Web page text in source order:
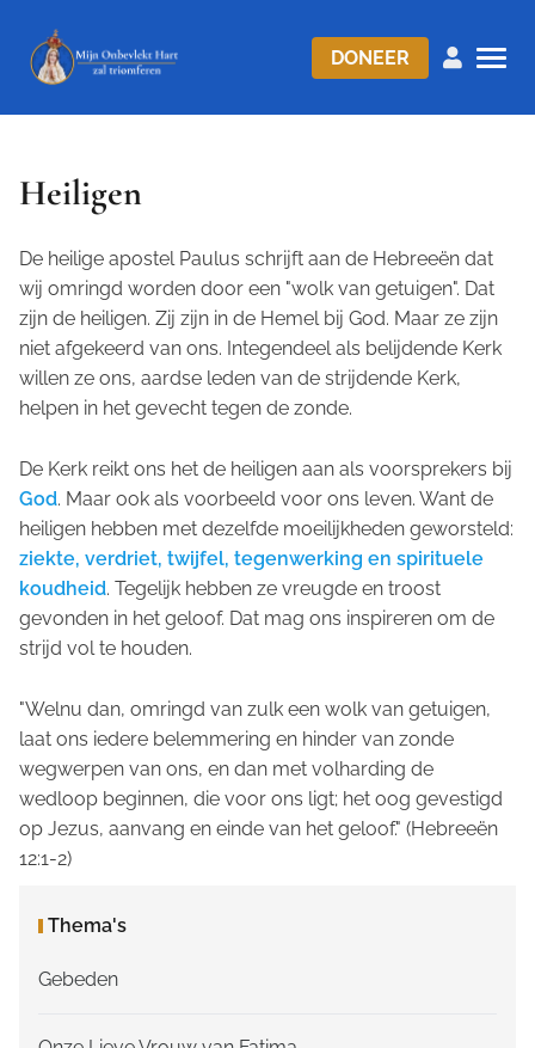
DONEER
Heiligen
De heilige apostel Paulus schrijft aan de Hebreeën dat
wij omringd worden door een "wolk van getuigen". Dat
zijn de heiligen. Zij zijn in de Hemel bij God. Maar ze zijn
niet afgekeerd van ons. Integendeel als belijdende Kerk
willen ze ons, aardse leden van de strijdende Kerk,
helpen in het gevecht tegen de zonde.
De Kerk reikt ons het de heiligen aan als voorsprekers bij
God. Maar ook als voorbeeld voor ons leven. Want de
heiligen hebben met dezelfde moeilijkheden geworsteld:
ziekte, verdriet, twijfel, tegenwerking en spirituele
koudheid. Tegelijk hebben ze vreugde en troost
gevonden in het geloof. Dat mag ons inspireren om de
strijd vol te houden.
"Welnu dan, omringd van zulk een wolk van getuigen,
laat ons iedere belemmering en hinder van zonde
wegwerpen van ons, en dan met volharding de
wedloop beginnen, die voor ons ligt; het oog gevestigd
op Jezus, aanvang en einde van het geloof." (Hebreeën
12:1-2)
Thema's
Gebeden